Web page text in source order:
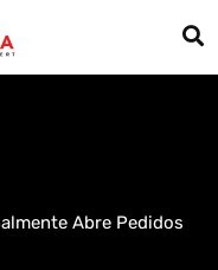
Abre Pedidos